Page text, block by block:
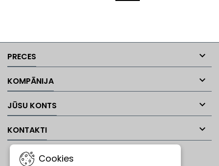
PRECES 
KOMPĀNIJA 
JŪSU KONTS 
KONTAKTI 
Cookies